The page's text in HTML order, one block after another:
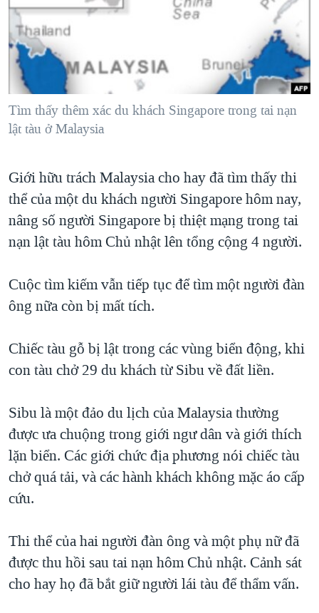
"Tìm"NGƯỜI VIỆT HẢI NGOẠI
ĐỜI SỐNG
KINH TẾ
KHOA HỌC
SỨC KHOẺ
GIÁO DỤC
HÀNH TRÌNH BẦU CỬ 2024
MỘT NĂM CHIẾN TRANH TẠI DẢI GAZA
GIẢI MÃ VÀNH ĐAI & CON ĐƯỜNG
NGÀY TỊ NẠN THẾ GIỚI
TRỊNH VĨNH BÌNH - NGƯỜI HẠ 'BÊN THẮNG CUỘC'
CHI PHÍ CHIẾN TRANH AFGHANISTAN
CÁC GIÁ TRỊ CỘNG HÒA Ở VIỆT NAM
THƯỢNG ĐỈNH TRUMP-KIM TẠI VIỆT NAM
NGƯ DÂN VIỆT VÀ LÀN SÓNG TRỘM HẢI SÂM
BÊN KIA QUỐC LỘ: TIẾNG VỌNG TỪ NÔNG THÔN MỸ
VIDEO
NGHE
MẠNG XÃ HỘI
Tìm thấy thêm xác du khách Singapore trong tai nạn
lật tàu ở Malaysia
Giới hữu trách Malaysia cho hay đã tìm thấy thi
thể của một du khách người Singapore hôm nay,
nâng số người Singapore bị thiệt mạng trong tai
nạn lật tàu hôm Chủ nhật lên tổng cộng 4 người.
Cuộc tìm kiếm vẫn tiếp tục để tìm một người đàn
ông nữa còn bị mất tích.
Chiếc tàu gỗ bị lật trong các vùng biển động, khi
con tàu chở 29 du khách từ Sibu về đất liền.
Sibu là một đảo du lịch của Malaysia thường
được ưa chuộng trong giới ngư dân và giới thích
lặn biển. Các giới chức địa phương nói chiếc tàu
chở quá tải, và các hành khách không mặc áo cấp
cứu.
Thi thể của hai người đàn ông và một phụ nữ đã
được thu hồi sau tai nạn hôm Chủ nhật. Cảnh sát
cho hay họ đã bắt giữ người lái tàu để thẩm vấn.